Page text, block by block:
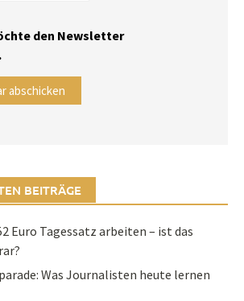
den Newsletter
BEITRÄGE
Euro Tagessatz arbeiten – ist das
Was Journalisten heute lernen